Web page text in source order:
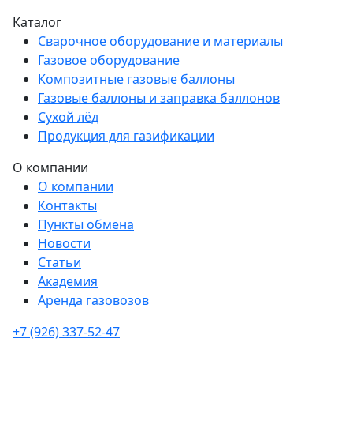
Каталог
Сварочное оборудование и материалы
Газовое оборудование
Композитные газовые баллоны
Газовые баллоны и заправка баллонов
Сухой лёд
Продукция для газификации
О компании
О компании
Контакты
Пункты обмена
Новости
Статьи
Академия
Аренда газовозов
+7 (926) 337-52-47